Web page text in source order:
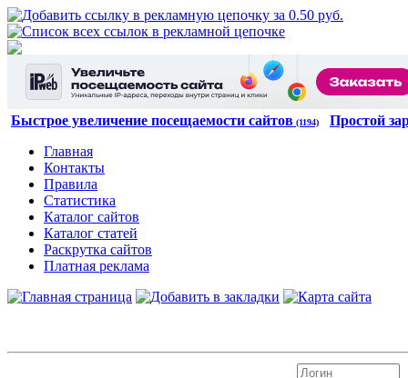
Быстрое увеличение посещаемости сайтов (1194)
Простой
Главная
Контакты
Правила
Статистика
Каталог сайтов
Каталог статей
Раскрутка сайтов
Платная реклама